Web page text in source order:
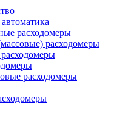
расходомеры
расходомеры
расходомеры
расходомеры